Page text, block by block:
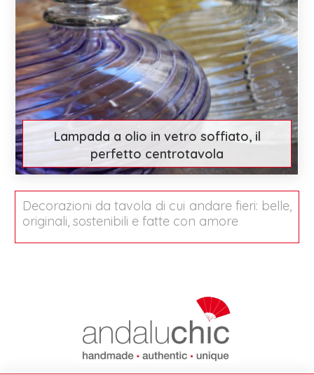
Lampada a olio in vetro soffiato, il
perfetto centrotavola
€ 35 Scopri di più
Decorazioni da tavola di cui andare fieri: belle,
originali, sostenibili e fatte con amore